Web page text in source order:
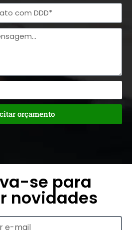
orçamento
se para
novidades